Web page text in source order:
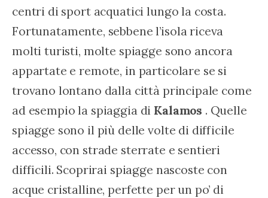
centri di sport acquatici lungo la costa.
Fortunatamente, sebbene l’isola riceva
molti turisti, molte spiagge sono ancora
appartate e remote, in particolare se si
trovano lontano dalla città principale come
ad esempio la spiaggia di Kalamos . Quelle
spiagge sono il più delle volte di difficile
accesso, con strade sterrate e sentieri
difficili. Scoprirai spiagge nascoste con
acque cristalline, perfette per un po’ di